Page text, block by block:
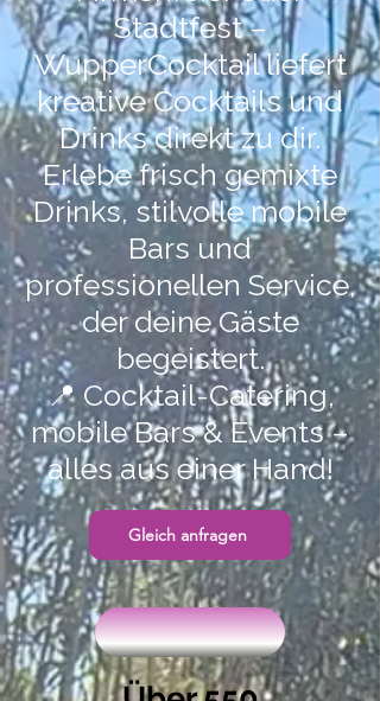
Stadtfest –
WupperCocktail liefert
kreative Cocktails und
Drinks direkt zu dir.
Erlebe frisch gemixte
Drinks, stilvolle mobile
Bars und
professionellen Service,
der deine Gäste
begeistert.
📍 Cocktail-Catering,
mobile Bars & Events –
alles aus einer Hand!
Gleich anfragen